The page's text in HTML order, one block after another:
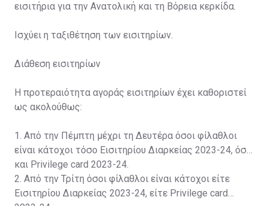
εισιτήρια για την Ανατολική και τη Βόρεια κερκίδα.
Ισχύει η ταξιθέτηση των εισιτηρίων.
Διάθεση εισιτηρίων
Η προτεραιότητα αγοράς εισιτηρίων έχει καθοριστεί
ως ακολούθως:
1. Από την Πέμπτη μέχρι τη Δευτέρα όσοι φίλαθλοι
είναι κάτοχοι τόσο Εισιτηρίου Διαρκείας 2023-24, όσο
και Privilege card 2023-24.
2. Από την Τρίτη όσοι φίλαθλοι είναι κάτοχοι είτε
Εισιτηρίου Διαρκείας 2023-24, είτε Privilege card